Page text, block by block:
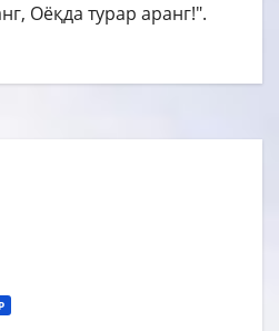
Оёқда турар аранг!".